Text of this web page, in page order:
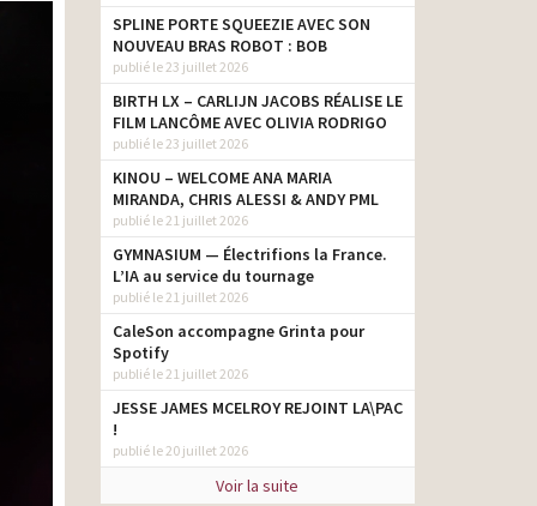
SPLINE PORTE SQUEEZIE AVEC SON
NOUVEAU BRAS ROBOT : BOB
publié le 23 juillet 2026
BIRTH LX – CARLIJN JACOBS RÉALISE LE
FILM LANCÔME AVEC OLIVIA RODRIGO
publié le 23 juillet 2026
KINOU – WELCOME ANA MARIA
MIRANDA, CHRIS ALESSI & ANDY PML
publié le 21 juillet 2026
GYMNASIUM — Électrifions la France.
L’IA au service du tournage
publié le 21 juillet 2026
CaleSon accompagne Grinta pour
Spotify
publié le 21 juillet 2026
JESSE JAMES MCELROY REJOINT LA\PAC
!
publié le 20 juillet 2026
Voir la suite